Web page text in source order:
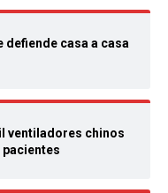
defiende casa a casa
ventiladores chinos
pacientes